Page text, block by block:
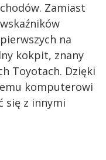
Zamiast
na
kokpit, znany
Toyotach. Dzięki
komputerowi
się z innymi